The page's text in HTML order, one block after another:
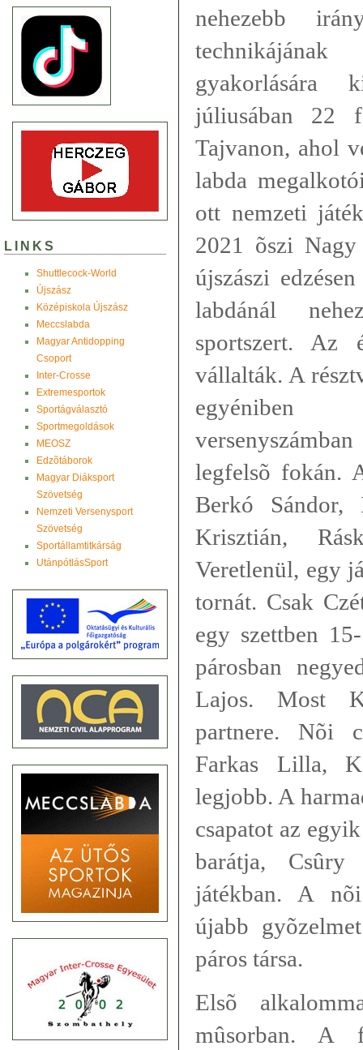
LINKS
Shuttlecock-World
Újszász
Középiskola Újszász
Meccslabda
Magyar Antidopping
Csoport
Inter-Crosse
Extremesportok
Sportágválasztó
Sportmegoldások
MEOSZ
Edzõtáborok
Magyar Diáksport
Szövetség
Nemzeti Versenysport
Szövetség
Sportállamtitkárság
UtánpótlásSport
nehezebb
gyakorlására
júliusában 22
Tajvanon, ahol
labda
ott nemzeti
2021 õszi Nagy
újszászi
labdánál
sportszert. Az
vállalták. A
egyéniben
legfelsõ fokán.
Berkó Sándor,
Krisztián,
Veretlenül, egy
tornát. Csak
egy szettben
párosban
Lajos. Most
partnere. Nõi
Farkas Lilla,
legjobb. A
csapatot az
barátja,
játékban. A
újabb
páros társa.
Elsõ
mûsorban.